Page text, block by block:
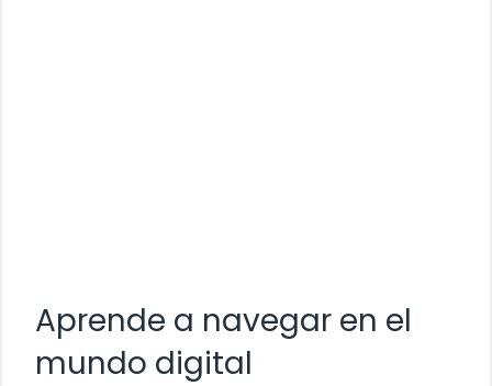
Aprende a navegar en el
mundo digital